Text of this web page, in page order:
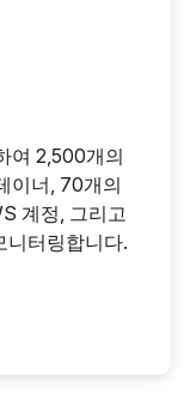
여 2,500개의
이너, 70개의
계정, 그리고
니터링합니다.